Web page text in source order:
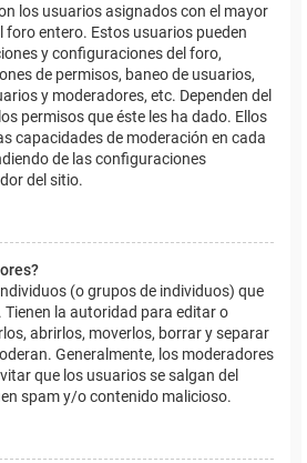
los usuarios asignados con el mayor
foro entero. Estos usuarios pueden
y configuraciones del foro,
de permisos, baneo de usuarios,
y moderadores, etc. Dependen del
permisos que éste les ha dado. Ellos
capacidades de moderación en cada
de las configuraciones
del sitio.
(o grupos de individuos) que
Tienen la autoridad para editar o
abrirlos, moverlos, borrar y separar
Generalmente, los moderadores
que los usuarios se salgan del
spam y/o contenido malicioso.